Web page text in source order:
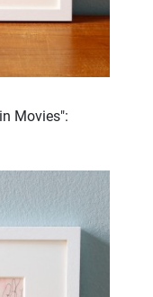
Movies":